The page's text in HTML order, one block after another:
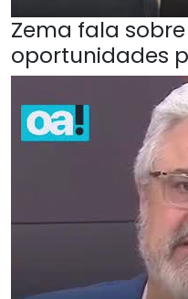
Zema fala
oportunidades